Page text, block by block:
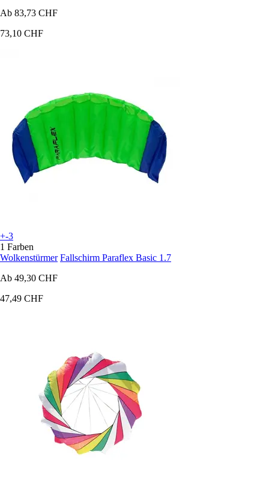
Ab 83,73 CHF
73,10 CHF
+-3
1 Farben
Wolkenstürmer Fallschirm Paraflex Basic 1.7
Ab 49,30 CHF
47,49 CHF